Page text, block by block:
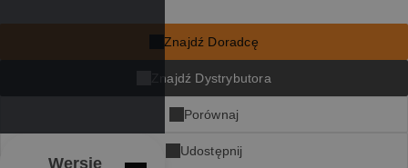
Znajdź Doradcę
Znajdź Dystrybutora
Porównaj
Udostępnij
Wersje